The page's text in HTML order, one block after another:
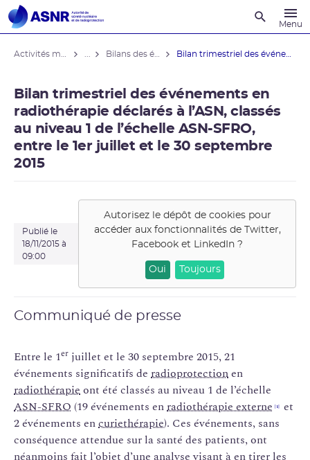
Menu
Bilan trimestriel des événements en
radiothérapie déclarés à l’ASN, classés
au niveau 1 de l’échelle ASN-SFRO,
entre le 1er juillet et le 30 septembre
2015
Publié le
18/11/2015 à
09:00
Autorisez le dépôt de cookies pour
accéder aux fonctionnalités de Twitter,
Facebook et LinkedIn ?
Oui Toujours
Communiqué de presse
Entre le 1er juillet et le 30 septembre 2015, 21
événements significatifs de radioprotectionen
radiothérapieont été classés au niveau 1 de l’échelle
ASN-SFRO (19 événements enradiothérapie externe [1]
et
2 événements encuriethérapie). Ces événements, sans
conséquence attendue sur la santé des patients, ont
néanmoins fait l’objet d’une analyse visant à en tirer les